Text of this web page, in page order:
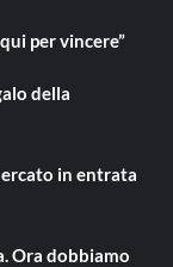
per vincere”
della
in entrata
Ora dobbiamo